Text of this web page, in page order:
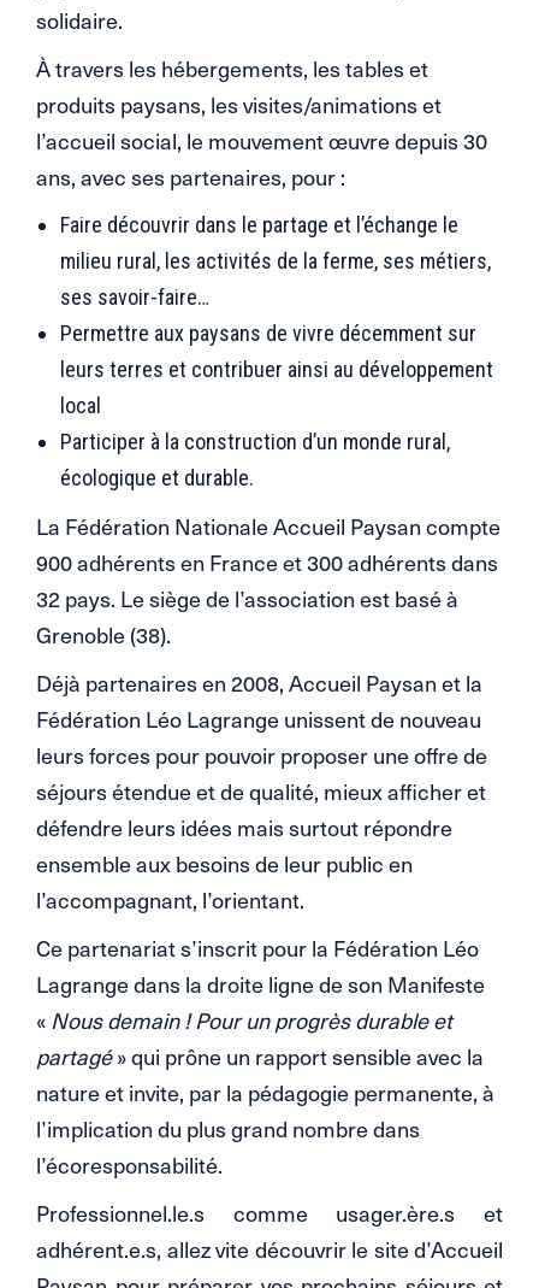
solidaire.
À travers les hébergements, les tables et
produits paysans, les visites/animations et
l’accueil social, le mouvement œuvre depuis 30
ans, avec ses partenaires, pour :
Faire découvrir dans le partage et l’échange le
milieu rural, les activités de la ferme, ses métiers,
ses savoir-faire…
Permettre aux paysans de vivre décemment sur
leurs terres et contribuer ainsi au développement
local
Participer à la construction d’un monde rural,
écologique et durable.
La Fédération Nationale Accueil Paysan compte
900 adhérents en France et 300 adhérents dans
32 pays. Le siège de l’association est basé à
Grenoble (38).
Déjà partenaires en 2008, Accueil Paysan et la
Fédération Léo Lagrange unissent de nouveau
leurs forces pour pouvoir proposer une offre de
séjours étendue et de qualité, mieux afficher et
défendre leurs idées mais surtout répondre
ensemble aux besoins de leur public en
l’accompagnant, l’orientant.
Ce partenariat s’inscrit pour la Fédération Léo
Lagrange dans la droite ligne de son Manifeste
« Nous demain ! Pour un progrès durable et
partagé» qui prône un rapport sensible avec la
nature et invite, par la pédagogie permanente, à
l’implication du plus grand nombre dans
l’écoresponsabilité.
Professionnel.le.s comme usager.ère.s et
adhérent.e.s, allez vite découvrir le site d’Accueil